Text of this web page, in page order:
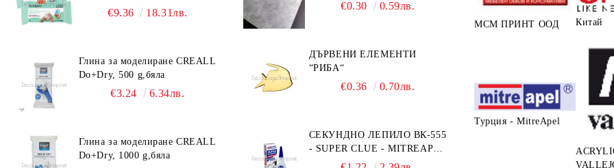
€9.36 18.31лв.
Глина за моделиране CREALL
Do+Dry, 500 g,бяла
€3.24 6.34лв.
Глина за моделиране CREALL
Do+Dry, 1000 g,бяла
€0.30 0.59лв.
ДЪРВЕНИ ЕЛЕМЕНТИ
“РИБА“
€0.36 0.70лв.
СЕКУНДНО ЛЕПИЛО ВК-555
- SUPER CLUE - MITREAPEL
МСМ ПРИНТ ООД Китай
Турция - MitreApel